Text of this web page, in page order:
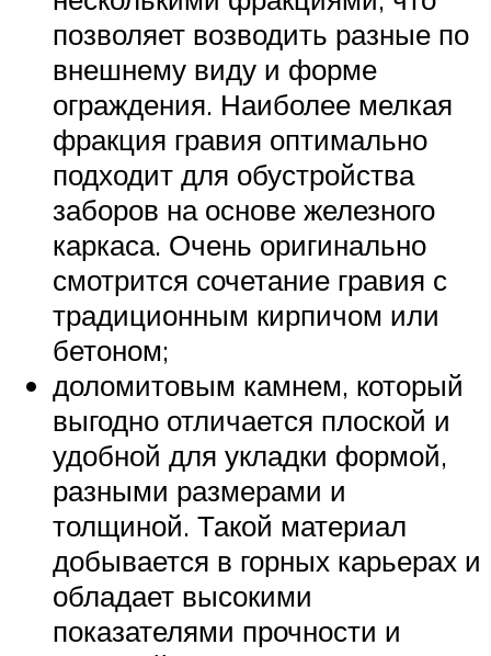
позволяет возводить разные по
внешнему виду и форме
ограждения. Наиболее мелкая
фракция гравия оптимально
подходит для обустройства
заборов на основе железного
каркаса. Очень оригинально
смотрится сочетание гравия с
традиционным кирпичом или
бетоном;
доломитовым камнем, который
выгодно отличается плоской и
удобной для укладки формой,
разными размерами и
толщиной. Такой материал
добывается в горных карьерах и
обладает высокими
показателями прочности и